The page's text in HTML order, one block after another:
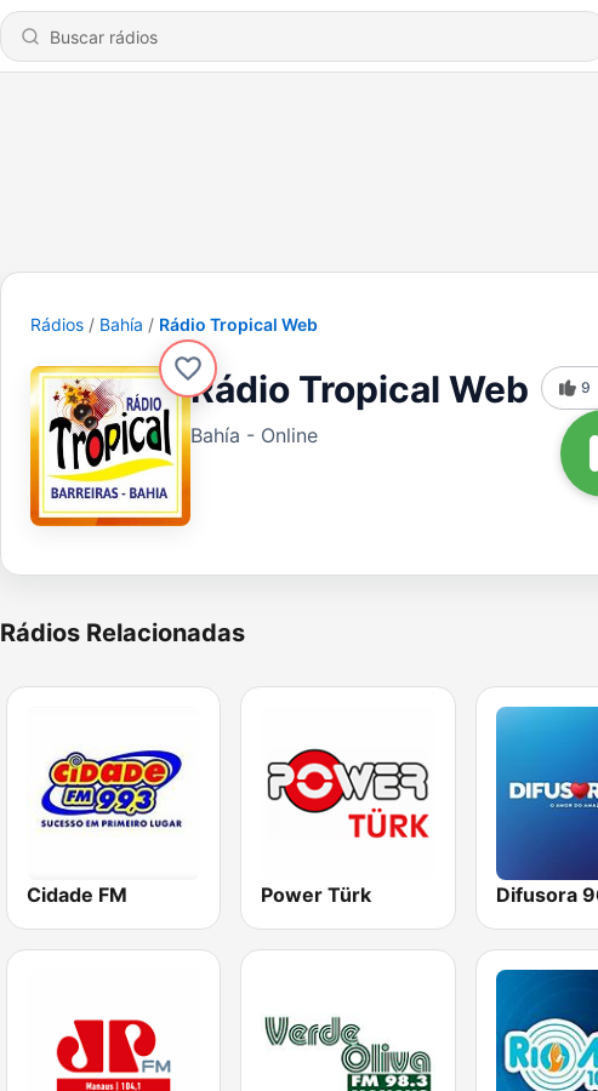
Rádios Bahía Rádio Tropical Web
Rádio Tropical Web
Bahía - Online
9
Rádios Relacionadas
Cidade FM Power Türk Difusora